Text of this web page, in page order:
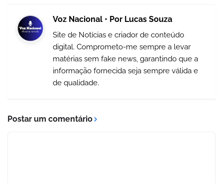
Voz Nacional • Por Lucas Souza
Site de Notícias e criador de conteúdo
digital. Comprometo-me sempre a levar
matérias sem fake news, garantindo que a
informação fornecida seja sempre válida e
de qualidade.
Postar um comentário